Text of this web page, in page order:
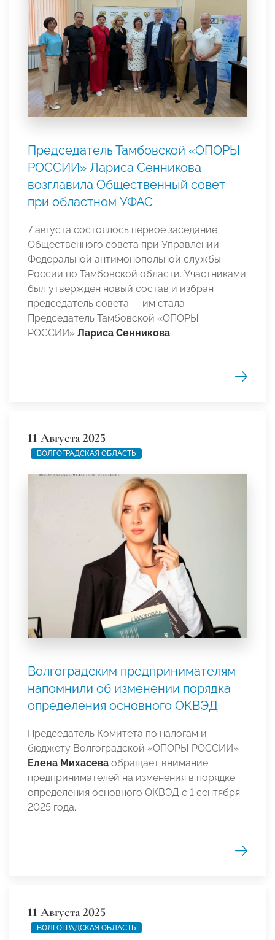
Председатель Тамбовской «ОПОРЫ
РОССИИ» Лариса Сенникова
возглавила Общественный совет
при областном УФАС
7 августа состоялось первое заседание
Общественного совета при Управлении
Федеральной антимонопольной службы
России по Тамбовской области. Участниками
был утвержден новый состав и избран
председатель совета — им стала
Председатель Тамбовской «ОПОРЫ
РОССИИ» Лариса Сенникова.
11 Августа 2025
ВОЛГОГРАДСКАЯ ОБЛАСТЬ
Волгоградским предпринимателям
напомнили об изменении порядка
определения основного ОКВЭД
Председатель Комитета по налогам и
бюджету Волгоградской «ОПОРЫ РОССИИ»
Елена Михасева обращает внимание
предпринимателей на изменения в порядке
определения основного ОКВЭД с 1 сентября
2025 года.
11 Августа 2025
ВОЛГОГРАДСКАЯ ОБЛАСТЬ